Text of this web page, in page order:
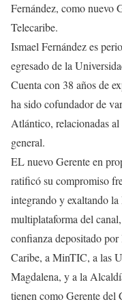
Fernández, como nuevo
Telecaribe.
Ismael Fernández es
egresado de la
Cuenta con 38 años de
ha sido cofundador de
Atlántico, relacionadas
general.
EL nuevo Gerente en
ratificó su compromiso
integrando y exaltando
multiplataforma del
confianza depositado
Caribe, a MinTIC, a las
Magdalena, y a la
tienen como Gerente del